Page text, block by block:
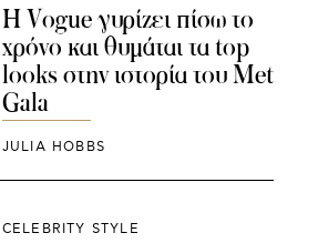
Η Vogue γυρίζει πίσω το
χρόνο και θυμάται τα top
looks στην ιστορία του Met
Gala
JULIA HOBBS
CELEBRITY STYLE